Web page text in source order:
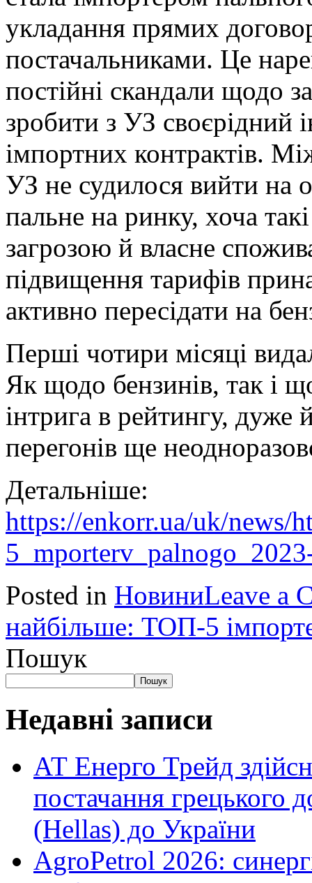
укладання прямих
постачальниками. Це
постійні скандали щодо
зробити з УЗ своєрідний
імпортних контрактів.
УЗ не судилося вийти на
пальне на ринку, хоча
загрозою й власне
підвищення тарифів
активно пересідати на
Перші чотири місяці
Як щодо бензинів, так і
інтрига в рейтингу,
перегонів ще
Детальніше:
https://enkorr.ua/uk/news/
Posted in НовиниLeave a
найбільше: ТОП-5
Пошук
Пошук
Недавні записи
АТ Енерго Трейд
постачання грецького
(Hellas) до України
AgroPetrol 2026: